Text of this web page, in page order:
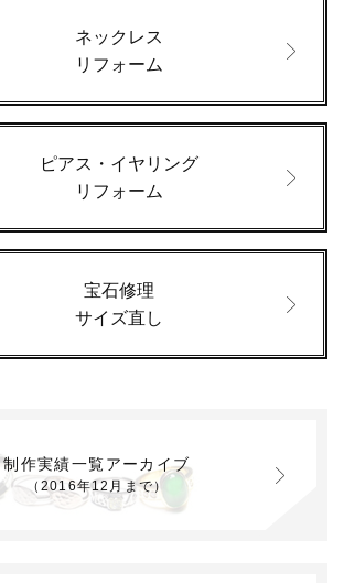
ネックレス
リフォーム
ピアス・イヤリング
リフォーム
宝石修理
サイズ直し
制作実績一覧アーカイブ
（2016年12月まで）